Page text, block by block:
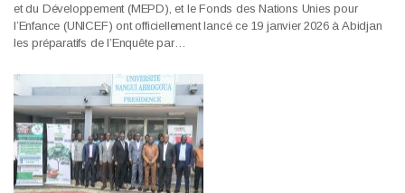
et du Développement (MEPD), et le Fonds des Nations Unies pour
l’Enfance (UNICEF) ont officiellement lancé ce 19 janvier 2026 à Abidjan
les préparatifs de l’Enquête par…